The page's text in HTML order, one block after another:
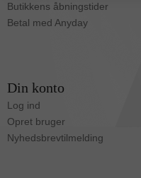
Butikkens åbningstider
Betal med Anyday
Din konto
Log ind
Opret bruger
Nyhedsbrevtilmelding